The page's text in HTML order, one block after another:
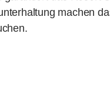
machen